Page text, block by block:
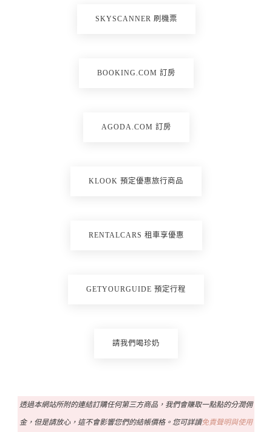
SKYSCANNER 刷機票
BOOKING.COM 訂房
AGODA.COM 訂房
KLOOK 預定優惠旅行商品
RENTALCARS 租車享優惠
GETYOURGUIDE 預定行程
請我們喝珍奶
透過本網站所附的連結訂購任何第三方商品，我們會賺取一點點的分潤佣
金，但是請放心，這不會影響您們的結帳價格。您可詳讀免責聲明與使用